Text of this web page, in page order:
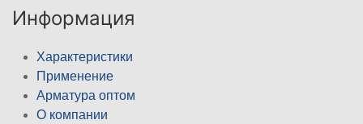
Информация
Характеристики
Применение
Арматура оптом
О компании